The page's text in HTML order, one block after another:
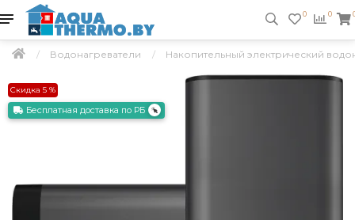
0 0
Водонагреватели Накопительный электрический
Скидка 5 %
Бесплатная доставка по РБ